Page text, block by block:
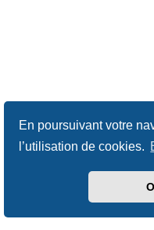
En poursuivant votre
l’utilisation de cookies.